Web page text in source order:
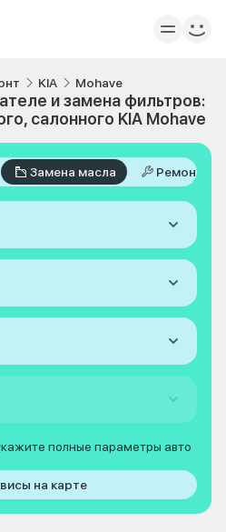
KIA Mohave
и замена фильтров:
салонного KIA Mohave
Замена масла Ремонт
полные параметры авто
на карте